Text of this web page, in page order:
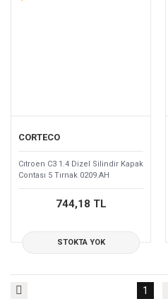
CORTECO
Cıtroen C3 1.4 Dizel Silindir Kapak
Contası 5 Tırnak 0209.AH
744,18 TL
STOKTA YOK
1